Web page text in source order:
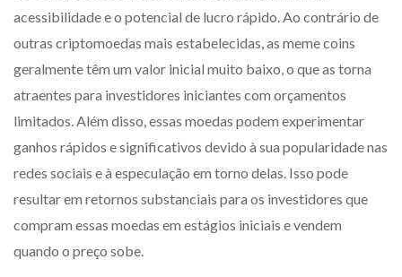
acessibilidade e o potencial de lucro rápido. Ao contrário de
outras criptomoedas mais estabelecidas, as meme coins
geralmente têm um valor inicial muito baixo, o que as torna
atraentes para investidores iniciantes com orçamentos
limitados. Além disso, essas moedas podem experimentar
ganhos rápidos e significativos devido à sua popularidade nas
redes sociais e à especulação em torno delas. Isso pode
resultar em retornos substanciais para os investidores que
compram essas moedas em estágios iniciais e vendem
quando o preço sobe.